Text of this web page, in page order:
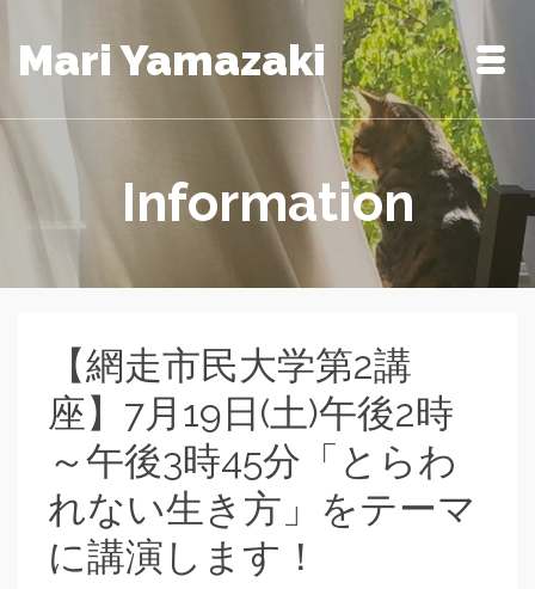
Mari Yamazaki
Information
【網走市民大学第2講
座】7月19日(土)午後2時
～午後3時45分「とらわ
れない生き方」をテーマ
に講演します！